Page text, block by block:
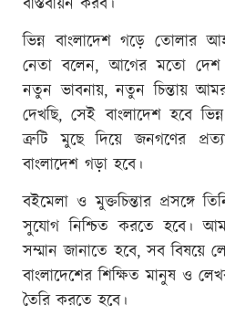
ভিন্ন বাংলাদেশ গড়ে তোলার
নেতা বলেন, আগের মতো দেশ
নতুন ভাবনায়, নতুন চিন্তায়
দেখছি, সেই বাংলাদেশ হবে
ত্রুটি মুছে দিয়ে জনগণের
বাংলাদেশ গড়া হবে।
বইমেলা ও মুক্তচিন্তার প্রসঙ্গে
সুযোগ নিশ্চিত করতে হবে।
সম্মান জানাতে হবে, সব বিষয়ে
বাংলাদেশের শিক্ষিত মানুষ ও
তৈরি করতে হবে।